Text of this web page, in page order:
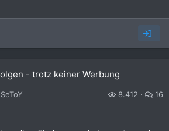
- trotz keiner Werbung
SeToY 8.412 16